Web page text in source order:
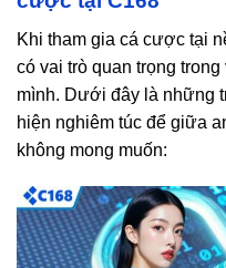
Khi tham gia cá cược tại
có vai trò quan trọng
mình. Dưới đây là những
hiện nghiêm túc để giữa
không mong muốn: